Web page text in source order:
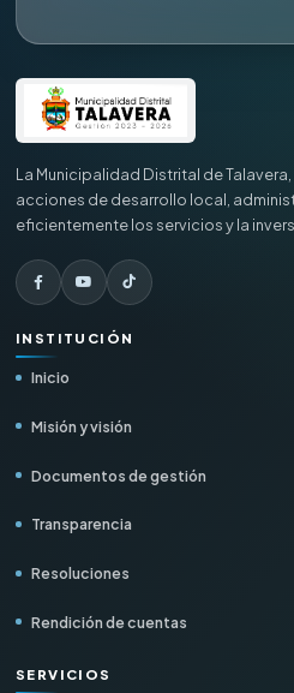
La Municipalidad Distrital de
acciones de desarrollo local,
eficientemente los servicios y la
INSTITUCIÓN
Inicio
Misión y visión
Documentos de gestión
Transparencia
Resoluciones
Rendición de cuentas
SERVICIOS